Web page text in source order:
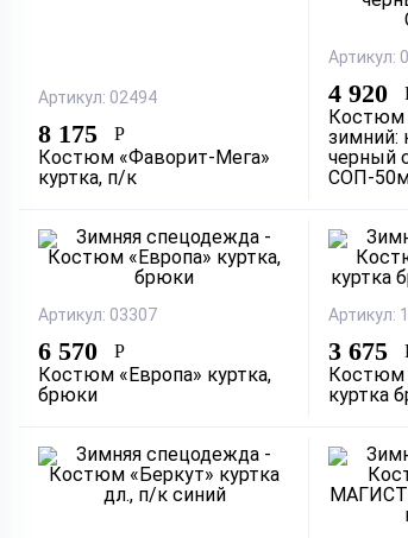
Артикул: 02494
8 175 Р
Костюм «Фаворит-Мега»
куртка, п/к
Артикул:
4 920
зимний:
черный
СОП-
Артикул: 03307
6 570 Р
Костюм «Европа» куртка,
брюки
Артикул:
3 675
Костюм
куртка